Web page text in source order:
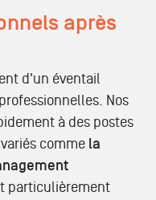
après
d'un éventail
Nos
à des postes
comme la
particulièrement